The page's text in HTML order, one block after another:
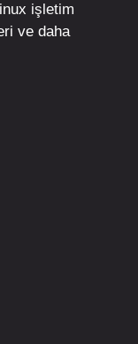
işletim
ve daha